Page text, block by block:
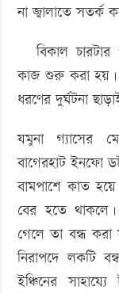
না জ্বালাতে সতর্ক
বিকাল
কাজ ‍শুরু করা হয়।
ধরণের দুর্ঘটনা
যমুনা গ্যাসের
বাগেরহাট ইনফো
বামপাশে কাত
বের হতে
গেলে তা বন্ধ করা
নিরাপদে লকটি
ইঞ্চিনের